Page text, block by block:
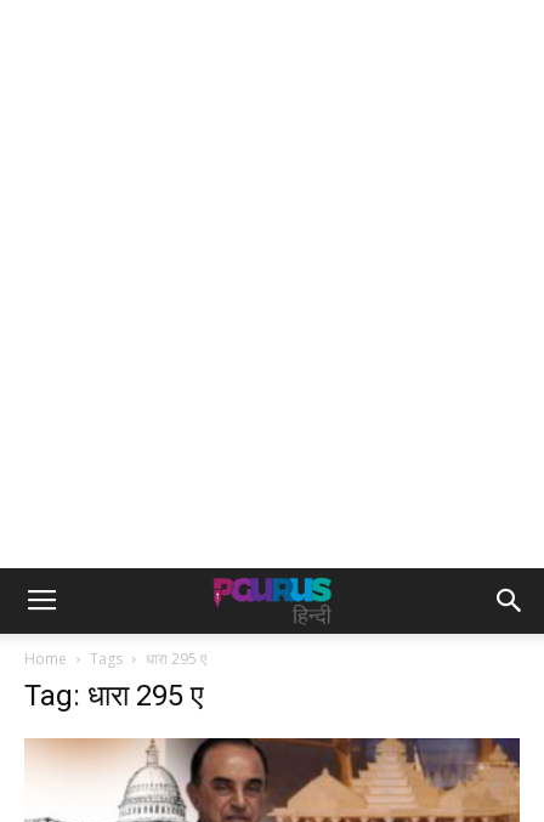
Home Tags धारा 295 ए
Tag: धारा 295 ए